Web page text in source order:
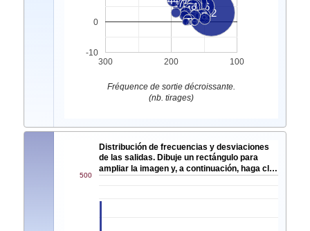
22
46
8
2
28
32
31
41
11
13
17
18
48
46
79
300 200 100
-10
0
Fréquence de sortie décroissante.
(nb. tirages)
Distribución de frecuencias y desviaciones
de las salidas. Dibuje un rectángulo para
ampliar la imagen y, a continuación, haga cl…
500